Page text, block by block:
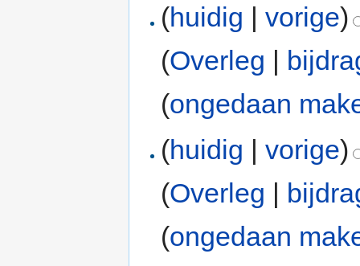
(huidig |vorige)
(Overleg |
(ongedaan
(huidig |vorige)
(Overleg |
(ongedaan